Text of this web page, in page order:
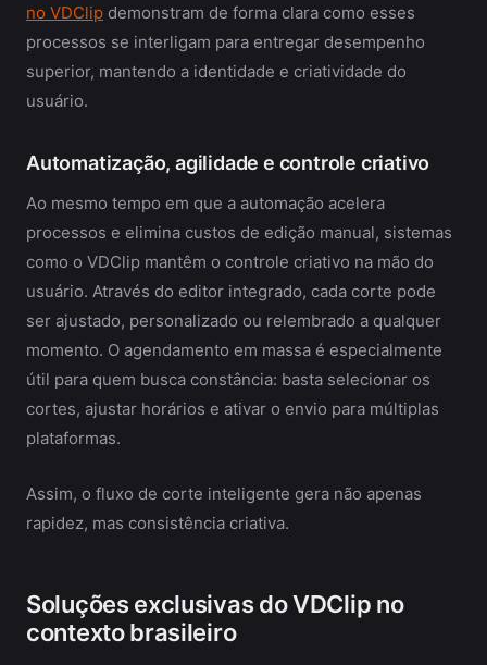
no VDClip demonstram de forma clara como esses
processos se interligam para entregar desempenho
superior, mantendo a identidade e criatividade do
usuário.
Automatização, agilidade e controle criativo
Ao mesmo tempo em que a automação acelera
processos e elimina custos de edição manual, sistemas
como o VDClip mantêm o controle criativo na mão do
usuário. Através do editor integrado, cada corte pode
ser ajustado, personalizado ou relembrado a qualquer
momento. O agendamento em massa é especialmente
útil para quem busca constância: basta selecionar os
cortes, ajustar horários e ativar o envio para múltiplas
plataformas.
Assim, o fluxo de corte inteligente gera não apenas
rapidez, mas consistência criativa.
Soluções exclusivas do VDClip no
contexto brasileiro